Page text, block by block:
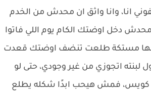
انا، وانا واثق ان محدش من الخدم
دخل اوضتك الكام يوم اللي فاتوا
اسمها مستكة طلعت تنضف اوضتك قعدت
اتجوزي من غير وجودي، حتى لو
كويس، فمش هيحب ابدًا شكله يطلع